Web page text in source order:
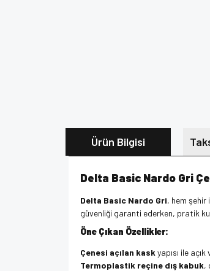
Ürün Bilgisi
Delta Basic Nardo Gri
Delta Basic Nardo Gri, hem şehir
güvenliği garanti ederken, pratik
Öne Çıkan Özellikler:
Çenesi açılan kask yapısı ile
Termoplastik reçine dış kabuk,